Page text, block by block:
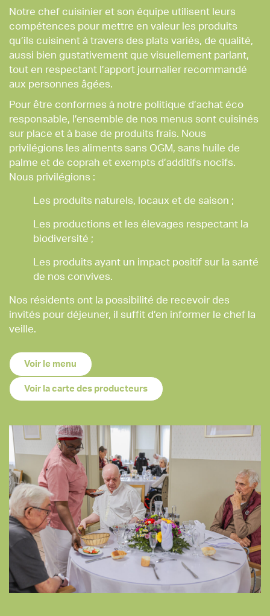
Notre chef cuisinier et son équipe utilisent leurs
compétences pour mettre en valeur les produits
qu’ils cuisinent à travers des plats variés, de qualité,
aussi bien gustativement que visuellement parlant,
tout en respectant l’apport journalier recommandé
aux personnes âgées.
Pour être conformes à notre politique d’achat éco
responsable, l’ensemble de nos menus sont cuisinés
sur place et à base de produits frais. Nous
privilégions les aliments sans OGM, sans huile de
palme et de coprah et exempts d’additifs nocifs.
Nous privilégions :
Les produits naturels, locaux et de saison ;
Les productions et les élevages respectant la
biodiversité ;
Les produits ayant un impact positif sur la santé
de nos convives.
Nos résidents ont la possibilité de recevoir des
invités pour déjeuner, il suffit d’en informer le chef la
veille.
Voir le menu
Voir la carte des producteurs